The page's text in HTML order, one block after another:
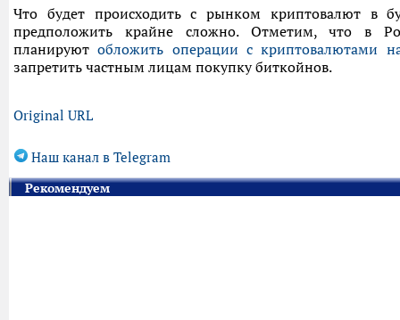
Что будет происходить с рынком криптовалют в
предположить крайне сложно. Отметим, что в
планируютобложить операции с криптовалютами
запретить частным лицам покупку биткойнов.
Original URL
Наш канал в Telegram
Рекомендуем